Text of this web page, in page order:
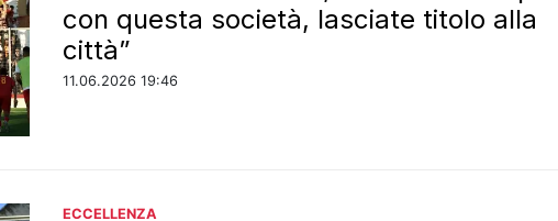
con questa società, lasciate titolo alla
città”
11.06.2026 19:46
ECCELLENZA